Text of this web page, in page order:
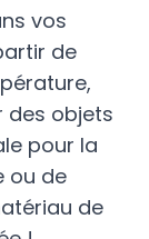
vos
de
des objets
pour la
ou de
de